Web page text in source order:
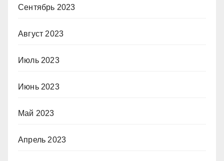
Сентябрь 2023
Август 2023
Июль 2023
Июнь 2023
Май 2023
Апрель 2023